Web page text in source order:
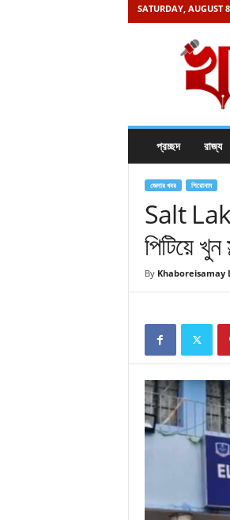
SATURDAY, AUGUST
প্রচ্ছদ রাজ্য
জেলার খবর শিরোনাম
Salt
পিটিয়ে
By Khaboreisamay